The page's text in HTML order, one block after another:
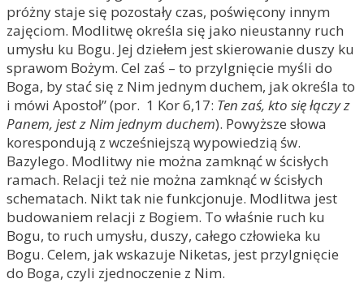
próżny staje się pozostały czas, poświęcony innym
zajęciom. Modlitwę określa się jako nieustanny ruch
umysłu ku Bogu. Jej dziełem jest skierowanie duszy ku
sprawom Bożym. Cel zaś – to przylgnięcie myśli do
Boga, by stać się z Nim jednym duchem, jak określa to
i mówi Apostoł” (por. 1 Kor 6,17: Ten zaś, kto się łączy z
Panem, jest z Nim jednym duchem). Powyższe słowa
korespondują z wcześniejszą wypowiedzią św.
Bazylego. Modlitwy nie można zamknąć w ścisłych
ramach. Relacji też nie można zamknąć w ścisłych
schematach. Nikt tak nie funkcjonuje. Modlitwa jest
budowaniem relacji z Bogiem. To właśnie ruch ku
Bogu, to ruch umysłu, duszy, całego człowieka ku
Bogu. Celem, jak wskazuje Niketas, jest przylgnięcie
do Boga, czyli zjednoczenie z Nim.